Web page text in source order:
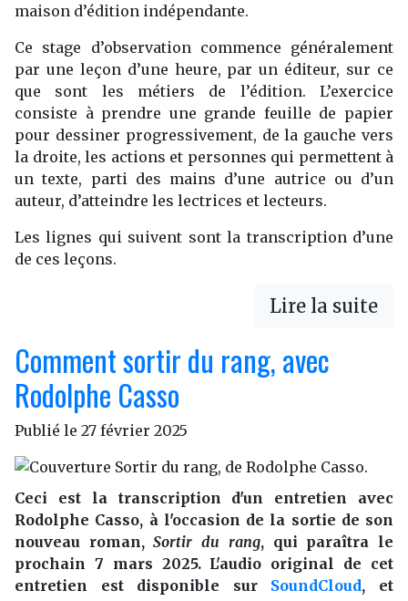
maison d’édition indépendante.
Ce stage d’observation commence généralement
par une leçon d’une heure, par un éditeur, sur ce
que sont les métiers de l’édition. L’exercice
consiste à prendre une grande feuille de papier
pour dessiner progressivement, de la gauche vers
la droite, les actions et personnes qui permettent à
un texte, parti des mains d’une autrice ou d’un
auteur, d’atteindre les lectrices et lecteurs.
Les lignes qui suivent sont la transcription d’une
de ces leçons.
Lire la suite
Comment sortir du rang, avec
Rodolphe Casso
Publié le 27 février 2025
Ceci est la transcription d'un entretien avec
Rodolphe Casso, à l'occasion de la sortie de son
nouveau roman,Sortir du rang, qui paraîtra le
prochain 7 mars 2025. L'audio original de cet
entretien est disponible sur SoundCloud, et